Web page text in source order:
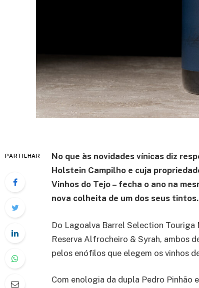
PARTILHAR
No que às novidades vínicas diz
Holstein Campilho e cuja
Vinhos do Tejo – fecha o ano na
nova colheita de um dos seus tintos.
Do Lagoalva Barrel Selection Touriga
Reserva Alfrocheiro & Syrah, ambos
pelos enófilos que elegem os vinhos
Com enologia da dupla Pedro Pinhão